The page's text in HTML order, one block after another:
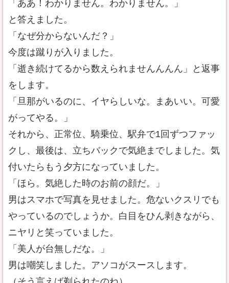
「ああ！わかりません。わかりません。」
と答えました。
「なぜ分からないんだ？」
今度は蹴りが入りました。
「逝き続けてるから数えられませんんんん」と返事
をします。
「旦那がいるのに、イヤらしいな。まあいい。可愛
がってやる。」
それから、正常位、騎乗位、駅弁で1回ずつファッ
クし、最後は、立ちバックで気絶までしました。気
付いたらもう夕方になっていました。
「ほら。気絶した時のお前の顔だ。」
男はスマホで写真を見せました。危ないクスリでも
やっているのでしょうか。白目をひん剥きながら、
ニヤリと笑っていました。
「美人が台無しだな。」
男は嘲笑しました。アソコがスースします。